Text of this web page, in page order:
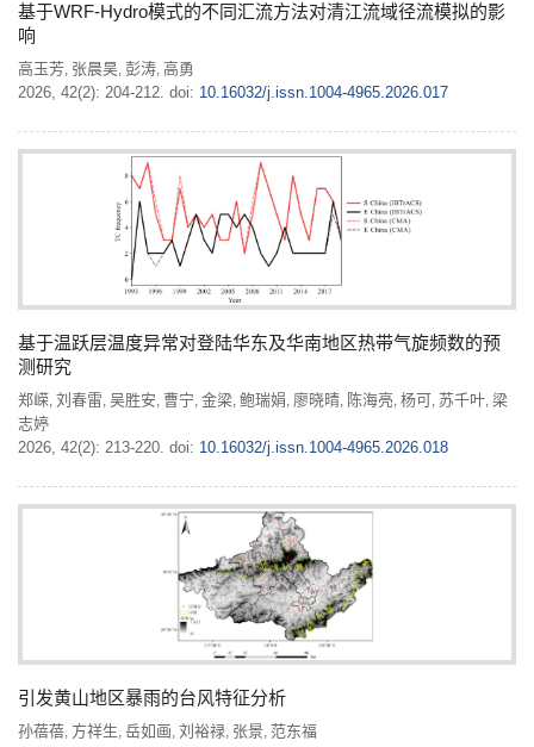
基于WRF-Hydro模式的不同汇流方法对清江流域径流模拟的影
响
高玉芳, 张晨昊, 彭涛, 高勇
2026, 42(2): 204-212. doi: 10.16032/j.issn.1004-4965.2026.017
基于温跃层温度异常对登陆华东及华南地区热带气旋频数的预
测研究
郑嵘, 刘春雷, 吴胜安, 曹宁, 金梁, 鲍瑞娟, 廖晓晴, 陈海亮, 杨可, 苏千叶, 梁
志婷
2026, 42(2): 213-220. doi: 10.16032/j.issn.1004-4965.2026.018
引发黄山地区暴雨的台风特征分析
孙蓓蓓, 方祥生, 岳如画, 刘裕禄, 张景, 范东福